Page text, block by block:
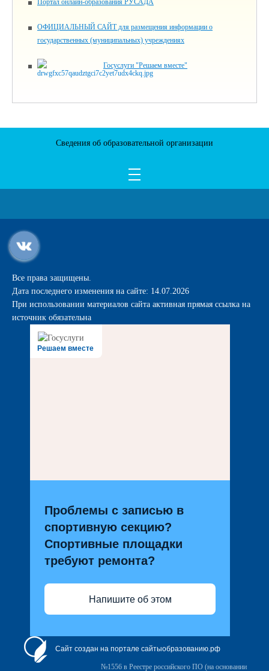
Портал онлайн-образования РУСАДА
ОФИЦИАЛЬНЫЙ САЙТ для размещения информации о
государственных (муниципальных) учреждениях
Госуслуги "Решаем вместе"
Сведения об образовательной организации
Все права защищены.
Дата последнего изменения на сайте: 14.07.2026
При использовании материалов сайта активная прямая ссылка на
источник обязательна
Решаем вместе
Проблемы с записью в
спортивную секцию?
Спортивные площадки
требуют ремонта?
Напишите об этом
Сайт создан на портале сайтыобразованию.рф
№1556 в Реестре российского ПО (на основании